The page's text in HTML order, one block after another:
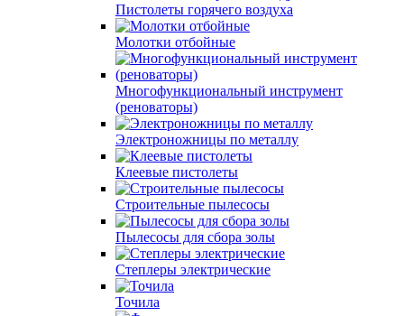
Пистолеты горячего воздуха
Молотки отбойные
Многофункциональный инструмент
(реноваторы)
Электроножницы по металлу
Клеевые пистолеты
Строительные пылесосы
Пылесосы для сбора золы
Степлеры электрические
Точила